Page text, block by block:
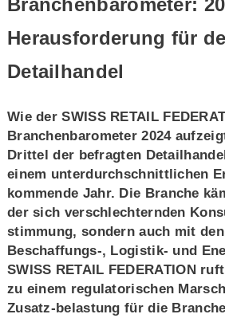
Herausforderung für
Detailhandel
Wie der SWISS RETAIL
Branchenbarometer 2024
Drittel der befragten
einem unterdurchschnittlichen
kommende Jahr. Die Branche
der sich verschlechternden
stimmung, sondern auch mit
Beschaffungs-, Logistik- und
SWISS RETAIL FEDERATION
zu einem regulatorischen
Zusatz-belastung für die